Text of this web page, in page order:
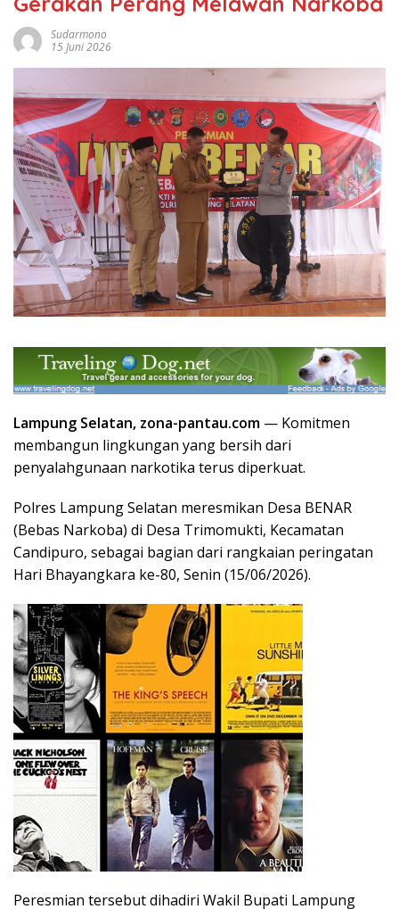
Sudarmono
15 Juni 2026
Lampung Selatan, zona-pantau.com — Komitmen
membangun lingkungan yang bersih dari
penyalahgunaan narkotika terus diperkuat.
Polres Lampung Selatan meresmikan Desa BENAR
(Bebas Narkoba) di Desa Trimomukti, Kecamatan
Candipuro, sebagai bagian dari rangkaian peringatan
Hari Bhayangkara ke-80, Senin (15/06/2026).
Peresmian tersebut dihadiri Wakil Bupati Lampung